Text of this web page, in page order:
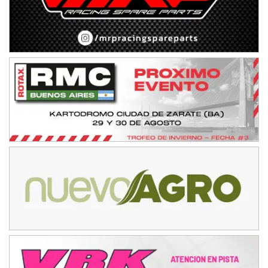
08/09-AGO
IAME SERIES ARGENTINA 6
Ramiro Tot (Asfalto)
Baradero (Buenos Aires)
KDO - F6
Ciudad de Trenque Lauquen (Asfalto)
Trenque Lauquen (Buenos Aires)
ENTRERRIANO - F6 (POSTERGADA)
Villaguay (Entre Ríos)
El Cerro (Tierra)
Victoria (Entre Ríos)
Gral. E. Godoy (Río Negro)
CSK - F7